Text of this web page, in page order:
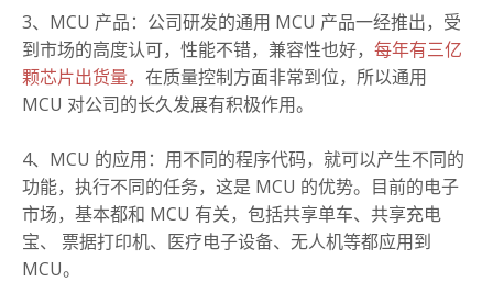
3、MCU 产品：公司研发的通用 MCU 产品一经推出，受
到市场的高度认可，性能不错，兼容性也好， 每年有三亿
颗芯片出货量， 在质量控制方面非常到位，所以通用
MCU 对公司的长久发展有积极作用。
4、MCU 的应用： 用不同的程序代码，就可以产生不同的
功能，执行不同的任务，这是 MCU 的优势。 目前的电子
市场，基本都和 MCU 有关，包括共享单车、共享充电
宝、 票据打印机、医疗电子设备、无人机等都应用到
MCU。